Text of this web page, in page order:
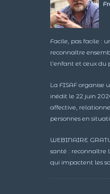
Facile, pas facile :
reconnaître
l’enfant et ceux du
La FISAF organise
inédit le 22 juin
affective,
personnes en
WEBINAIRE
santé : reconnaître
qui impactent les